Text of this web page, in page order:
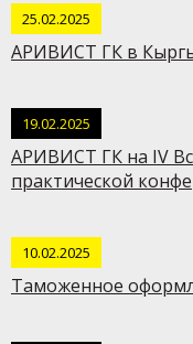
25.02.2025
АРИВИСТ ГК в
19.02.2025
АРИВИСТ ГК на IV
практической
10.02.2025
Таможенное